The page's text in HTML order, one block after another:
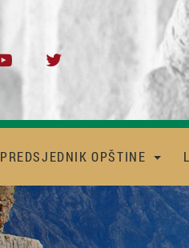
PREDSJEDNIK OPŠTINE